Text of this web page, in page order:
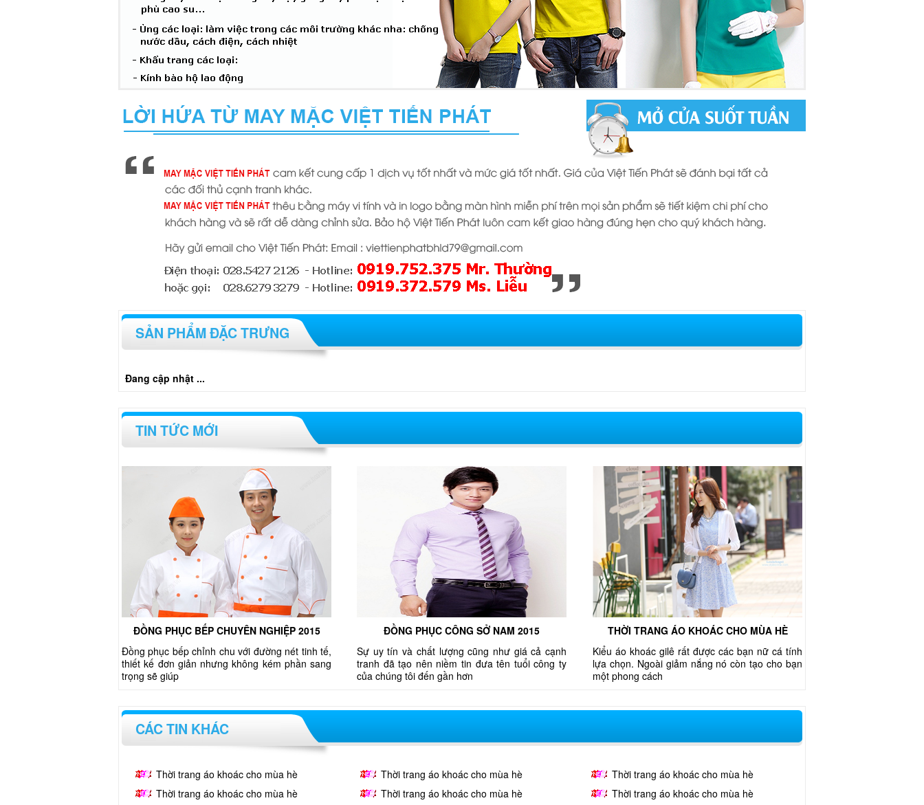
SẢN PHẨM ĐẶC TRƯNG
Đang cập nhật ...
TIN TỨC MỚI
ĐỒNG PHỤC BẾP CHUYÊN NGHIỆP 2015
Đồng phục bếp chỉnh chu với đường nét tinh tế,
thiết kế đơn giản nhưng không kém phần sang
trọng sẽ giúp
ĐỒNG PHỤC CÔNG SỞ NAM 2015
Sự uy tín và chất lượng cũng như giá cả cạnh
tranh đã tạo nên niềm tin đưa tên tuổi công ty
của chúng tôi đến gần hơn
THỜI TRANG ÁO KHOÁC CHO MÙA HÈ
Kiểu áo khoác gilê rất được các bạn nữ cá tính
lựa chọn. Ngoài giảm nắng nó còn tạo cho bạn
một phong cách
CÁC TIN KHÁC
Thời trang áo khoác cho mùa hè Thời trang áo khoác cho mùa hè
Thời trang áo khoác cho mùa hè
Thời trang áo khoác cho mùa hè
Thời trang áo khoác cho mùa hè
Thời trang áo khoác cho mùa hè